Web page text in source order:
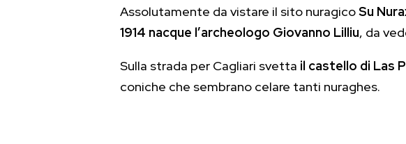
Assolutamente da vistare il sito nuragicoSu
1914 nacque l’archeologo Giovanno Lilliu, da
Sulla strada per Cagliari svetta il castello di Las
coniche che sembrano celare tanti nuraghes.